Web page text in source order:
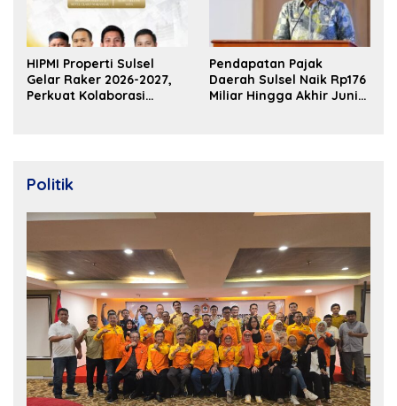
HIPMI Properti Sulsel
Gelar Raker 2026-2027,
Perkuat Kolaborasi
Pendapatan Pajak
Daerah Sulsel Naik Rp176
Miliar Hingga Akhir Juni
Politik